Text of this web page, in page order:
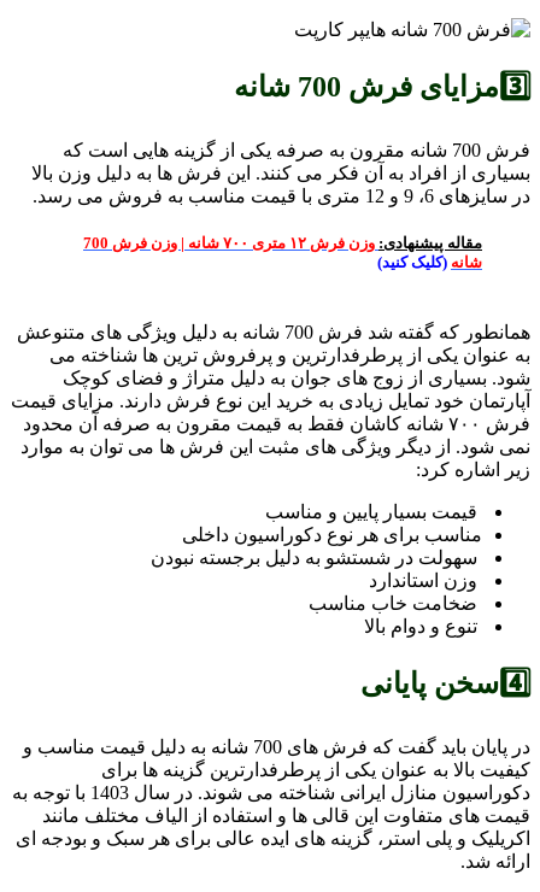
3️⃣مزایای فرش 700 شانه
فرش 700 شانه مقرون به صرفه یکی از گزینه هایی است که
بسیاری از افراد به آن فکر می کنند. این فرش ها به دلیل وزن بالا
در سایزهای 6، 9 و 12 متری با قیمت مناسب به فروش می رسد.
مقاله پیشنهادی:
وزن فرش ۱۲ متری ۷۰۰ شانه | وزن فرش 700
شانه (کلیک کنید)
همانطور که گفته شد فرش 700 شانه به دلیل ویژگی های متنوعش
به عنوان یکی از پرطرفدارترین و پرفروش ترین ها شناخته می
شود. بسیاری از زوج های جوان به دلیل متراژ و فضای کوچک
آپارتمان خود تمایل زیادی به خرید این نوع فرش دارند. مزایای قیمت
فرش ۷۰۰ شانه کاشان فقط به قیمت مقرون به صرفه آن محدود
نمی شود. از دیگر ویژگی های مثبت این فرش ها می توان به موارد
زیر اشاره کرد:
قیمت بسیار پایین و مناسب
مناسب برای هر نوع دکوراسیون داخلی
سهولت در شستشو به دلیل برجسته نبودن
وزن استاندارد
ضخامت خاب مناسب
تنوع و دوام بالا
4️⃣سخن پایانی
در پایان باید گفت که فرش های 700 شانه به دلیل قیمت مناسب و
کیفیت بالا به عنوان یکی از پرطرفدارترین گزینه ها برای
دکوراسیون منازل ایرانی شناخته می شوند. در سال 1403 با توجه به
قیمت های متفاوت این قالی ها و استفاده از الیاف مختلف مانند
اکریلیک و پلی استر، گزینه های ایده عالی برای هر سبک و بودجه ای
ارائه شد.